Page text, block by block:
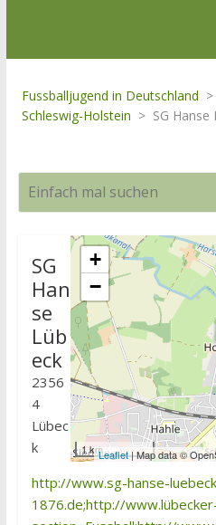
Fussballjugend in Deutschland >
Schleswig-Holstein > SG Hanse
+
−
1 kmLeaflet| Map data ©
SG
Han
se
Lüb
eck
2356
4
Lübec
k
http://www.sg-hanse-
1876.de;http://